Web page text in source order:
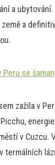
a ubytování.
a
Peru se
zažila v
v Cuzcu.
termálních